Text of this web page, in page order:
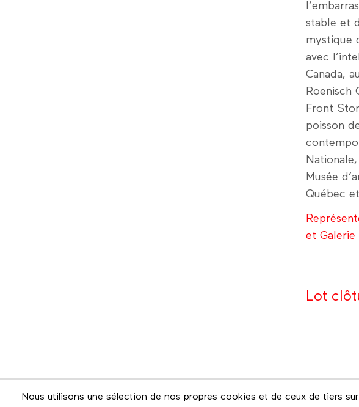
stable et
mystique
avec
Canada,
Roenisch
Front
poisson
Musée
Québec
et Galerie
Lot
Nous utilisons une sélection de nos propres cookies et de ceux de tiers
Infolettre